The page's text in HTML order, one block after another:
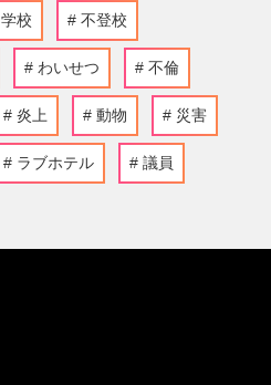
学校 不登校
わいせつ 不倫
炎上 動物 災害
ラブホテル 議員